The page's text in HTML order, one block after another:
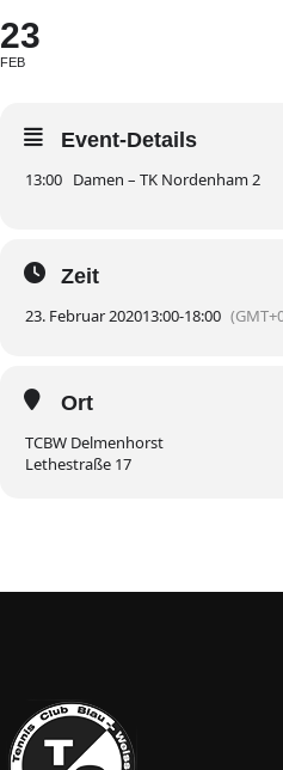
23
FEB
Event-Details
13:00 Damen – TK Nordenham 2
Zeit
23. Februar 202013:00-18:00
Ort
TCBW Delmenhorst
Lethestraße 17